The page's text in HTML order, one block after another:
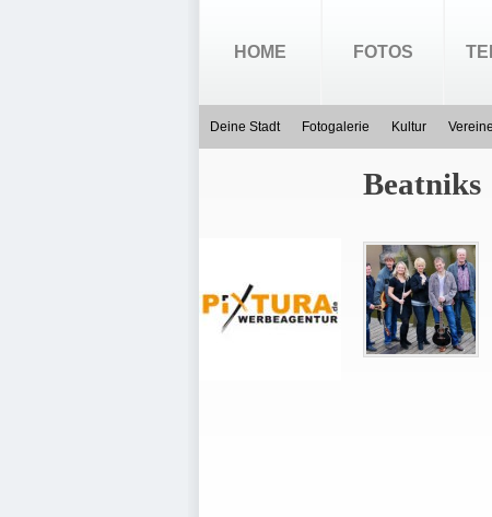
HOME FOTOS
Deine Stadt Fotogalerie Kultur Vereine
Beatniks